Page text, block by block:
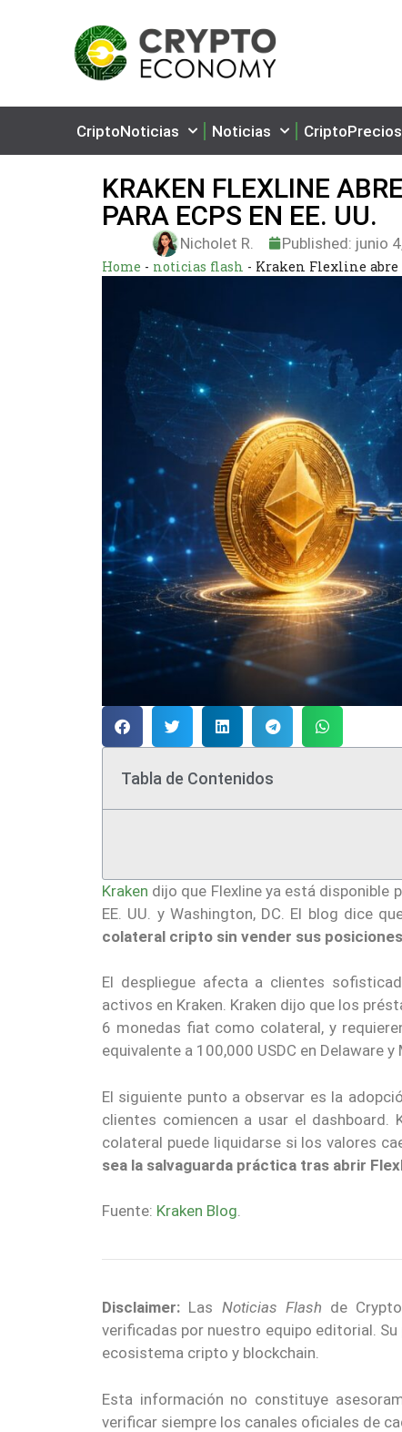
CriptoNoticias Noticias CriptoPrecios
KRAKEN FLEXLINE
PARA ECPS EN EE. UU.
Nicholet R. Published: junio
Home - noticias flash - Kraken Flexline abre
Tabla de Contenidos
Kraken dijo que Flexline ya está disponible
EE. UU. y Washington, DC. El blog dice
colateral cripto sin vender sus posiciones
El despliegue afecta a clientes
activos en Kraken. Kraken dijo que los
6 monedas fiat como colateral, y
equivalente a 100,000 USDC en Delaware y
El siguiente punto a observar es la
clientes comiencen a usar el dashboard.
colateral puede liquidarse si los valores
sea la salvaguarda práctica tras abrir
Fuente: Kraken Blog.
Disclaimer: Las Noticias Flash de
verificadas por nuestro equipo editorial.
ecosistema cripto y blockchain.
Esta información no constituye
verificar siempre los canales oficiales de